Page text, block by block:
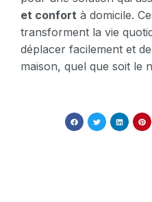
et confort à domicile.
transforment la vie
déplacer facilement et
maison, quel que soit le